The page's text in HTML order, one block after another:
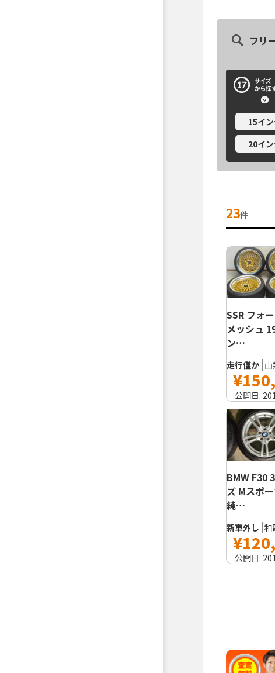
フリ
15イ
20イ
23件
SSR フォ
メッシュ
ン…
走行僅か 山
公開日:
BMW F30
ズ Mスポ
純…
新車外し 和
公開日: